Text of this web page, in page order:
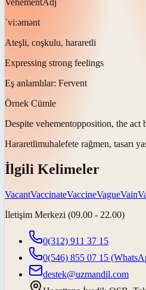
ˈviːəmənt
Ateşli, coşkulu, hararetli
Expressing strong feelings
Eş anlamlılar: Fervent
Örnek Cümle
Despite vehementopposition, the act
Hararetlimuhalefete rağmen, tasarı
İlgili Kelimeler
VacantVaccinateVaccineVagueVain
İletişim Merkezi (09.00 - 22.00)
0(312) 911 37 15
0(546) 855 07 15
destek@uzmandil.com